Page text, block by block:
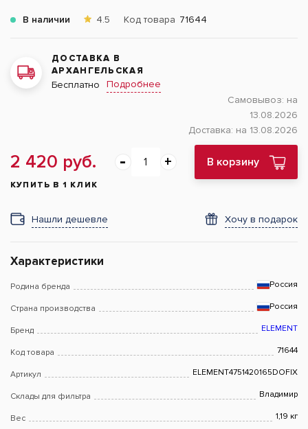
В наличии 4.5 Код товара 71644
ДОСТАВКА В
АРХАНГЕЛЬСКАЯ
Бесплатно
Подробнее
Самовывоз: на
13.08.2026
Доставка: на 13.08.2026
2 420 руб. В корзину
КУПИТЬ В 1 КЛИК
Нашли дешевле Хочу в подарок
Характеристики
Родина бренда Россия
Страна производства Россия
Бренд ELEMENT
Код товара 71644
Артикул ELEMENT4751420165DOFIX
Склады для фильтра Владимир
Вес 1,19 кг